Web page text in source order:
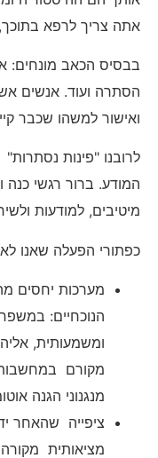
אתה צריך לרפא
בבסיס הכאב
הסתרה ועוד. אנשים
ואישור למשהו שכבר
המודע. ברור רגשי כנה
מיטיבים, למודעות
כפתורי הפעלה שאנו
מערכות יחסים
הנוכחיים:
ומשמעותית,
מקורם במחשבות
מנגנוני הגנה
ציפייה שהאחר
מציאותית